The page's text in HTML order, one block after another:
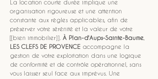
La location courte durée implique une
organisation rigoureuse et une attention
constante aux règles applicables, afin de
préserver votre sérénité et la valeur de votre
[[bien immobilier]]. À Plan-d'Aups-Sainte-Baume
LES CLEFS DE PROVENCE accompagne la
gestion de votre exploitation dans une logique
de conformité et de contrôle opérationnel, sans
vous laisser seul face aux imprévus. Une